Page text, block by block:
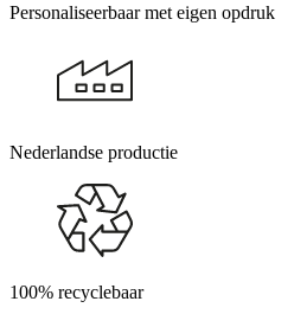
Personaliseerbaar met eigen opdruk
Nederlandse productie
100% recyclebaar